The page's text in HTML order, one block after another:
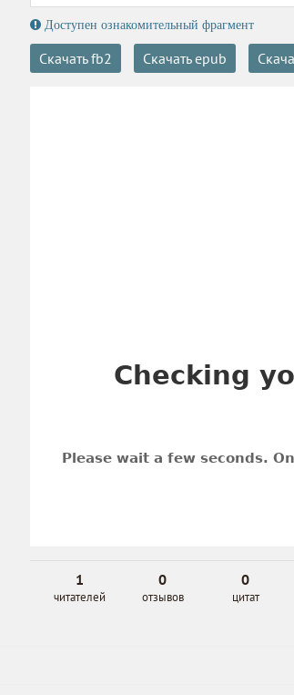
Доступен ознакомительный фрагмент
Скачать fb2 Скачать epub
1
читателей
0
отзывов
0
цитат